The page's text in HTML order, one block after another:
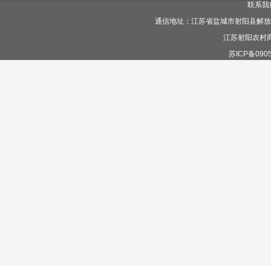
联系我
通信地址：江苏省盐城市射阳县解
江苏射阳农村
苏ICP备